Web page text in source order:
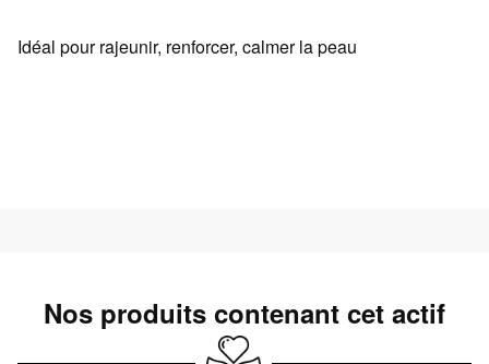
Idéal pour rajeunir, renforcer, calmer la peau
Nos produits contenant cet actif